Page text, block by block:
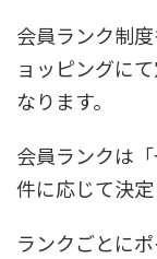
会員ランク制
ョッピングに
なります。
会員ランクは
件に応じて決定
ランクごとに